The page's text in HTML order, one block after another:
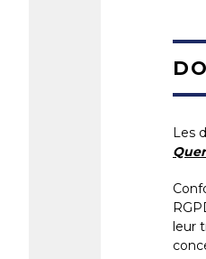
Les
leur